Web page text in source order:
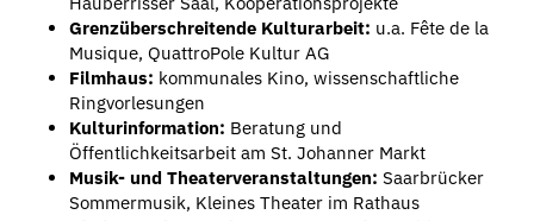
Grenzüberschreitende Kulturarbeit: u.a. Fête de la
Musique, QuattroPole Kultur AG
Filmhaus: kommunales Kino, wissenschaftliche
Ringvorlesungen
Kulturinformation: Beratung und
Öffentlichkeitsarbeit am St. Johanner Markt
Musik- und Theaterveranstaltungen: Saarbrücker
Sommermusik, Kleines Theater im Rathaus